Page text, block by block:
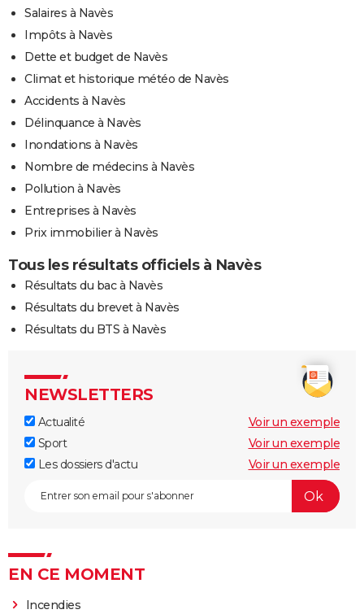
Salaires à Navès
Impôts à Navès
Dette et budget de Navès
Climat et historique météo de Navès
Accidents à Navès
Délinquance à Navès
Inondations à Navès
Nombre de médecins à Navès
Pollution à Navès
Entreprises à Navès
Prix immobilier à Navès
Tous les résultats officiels à Navès
Résultats du bac à Navès
Résultats du brevet à Navès
Résultats du BTS à Navès
NEWSLETTERS
Actualité
Voir un exemple
Sport
Voir un exemple
Les dossiers d'actu
Voir un exemple
EN CE MOMENT
Incendies